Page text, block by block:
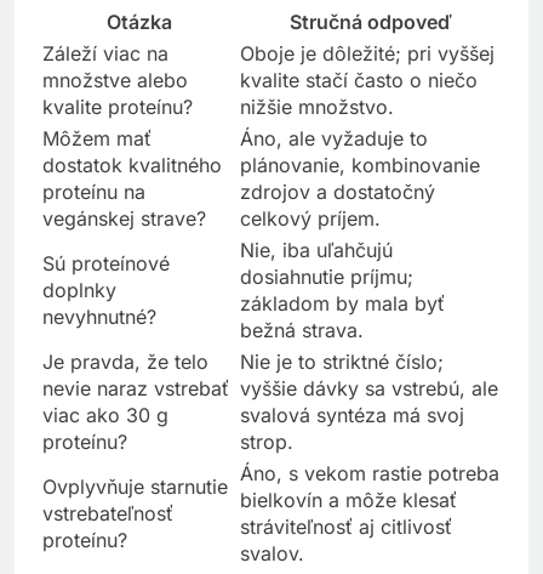
Otázka
Stručná odpoveď
Záleží viac na
množstve alebo
kvalite proteínu?
Oboje je dôležité; pri vyššej
kvalite stačí často o niečo
nižšie množstvo.
Môžem mať
dostatok kvalitného
proteínu na
vegánskej strave?
Áno, ale vyžaduje to
plánovanie, kombinovanie
zdrojov a dostatočný
celkový príjem.
Sú proteínové
doplnky
nevyhnutné?
Nie, iba uľahčujú
dosiahnutie príjmu;
základom by mala byť
bežná strava.
Je pravda, že telo
nevie naraz vstrebať
viac ako 30 g
proteínu?
Nie je to striktné číslo;
vyššie dávky sa vstrebú, ale
svalová syntéza má svoj
strop.
Ovplyvňuje starnutie
vstrebateľnosť
proteínu?
Áno, s vekom rastie potreba
bielkovín a môže klesať
stráviteľnosť aj citlivosť
svalov.